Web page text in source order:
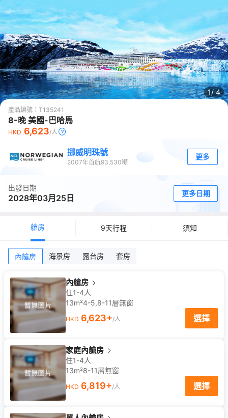
1/4
產品編號： T135241
8-晚 美國-巴哈馬
HKD 6,623/人
挪威明珠號
2007年首航93,530噸
更多
出發日期
2028年03月25日 更多日期
艙房 9天行程 須知
內艙房 海景房 露台房 套房
內艙房
住1-4人
13m²4-5,8-11層無窗
HKD 6,623+/人 選擇
家庭內艙房
住1-4人
13m²8-11層無窗
HKD 6,819+/人 選擇